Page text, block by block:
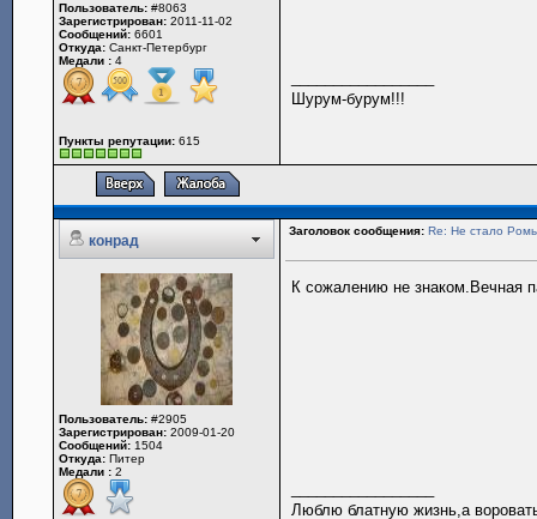
Пользователь: #8063
Зарегистрирован: 2011-11-02
Сообщений: 6601
Откуда: Санкт-Петербург
Медали : 4
Пункты репутации: 615
Шурум-бурум!!!
конрад
Заголовок сообщения: Re: Не стало
Пользователь: #2905
Зарегистрирован: 2009-01-20
Сообщений: 1504
Откуда: Питер
Медали : 2
К сожалению не знаком.Вечная
Люблю блатную жизнь,а